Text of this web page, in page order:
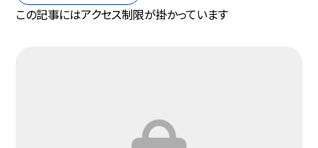
この記事にはアクセス制限が掛かっています